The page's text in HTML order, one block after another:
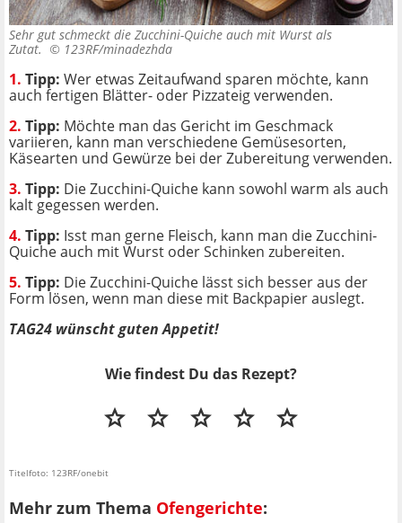
Sehr gut schmeckt die Zucchini-Quiche auch mit Wurst als
Zutat. © 123RF/minadezhda
1. Tipp: Wer etwas Zeitaufwand sparen möchte, kann
auch fertigen Blätter- oder Pizzateig verwenden.
2. Tipp: Möchte man das Gericht im Geschmack
variieren, kann man verschiedene Gemüsesorten,
Käsearten und Gewürze bei der Zubereitung verwenden.
3. Tipp: Die Zucchini-Quiche kann sowohl warm als auch
kalt gegessen werden.
4. Tipp: Isst man gerne Fleisch, kann man die Zucchini-
Quiche auch mit Wurst oder Schinken zubereiten.
5. Tipp: Die Zucchini-Quiche lässt sich besser aus der
Form lösen, wenn man diese mit Backpapier auslegt.
TAG24 wünscht guten Appetit!
Wie findest Du das Rezept?
Titelfoto: 123RF/onebit
Mehr zum Thema Ofengerichte: